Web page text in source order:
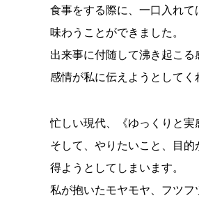
食事をする際に、一口入れ
味わうことができました。
出来事に付随して沸き起こ
感情が私に伝えようとしてく
忙しい現代、《ゆっくりと実
そして、やりたいこと、目
得ようとしてしまいます。
私が抱いたモヤモヤ、フツフ